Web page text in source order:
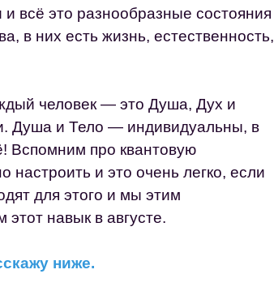
всё это разнообразные состояния
в них есть жизнь, естественность,
человек — это Душа, Дух и
Душа и Тело — индивидуальны, в
Вспомним про квантовую
настроить и это очень легко, если
для этого и мы этим
навык в августе.
ниже.